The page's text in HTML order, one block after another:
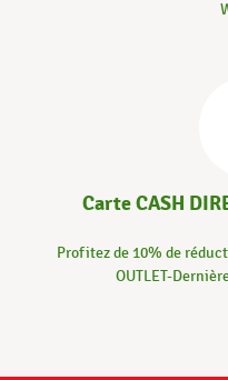
Carte CASH
Profitez de 10% de
OUTLET-